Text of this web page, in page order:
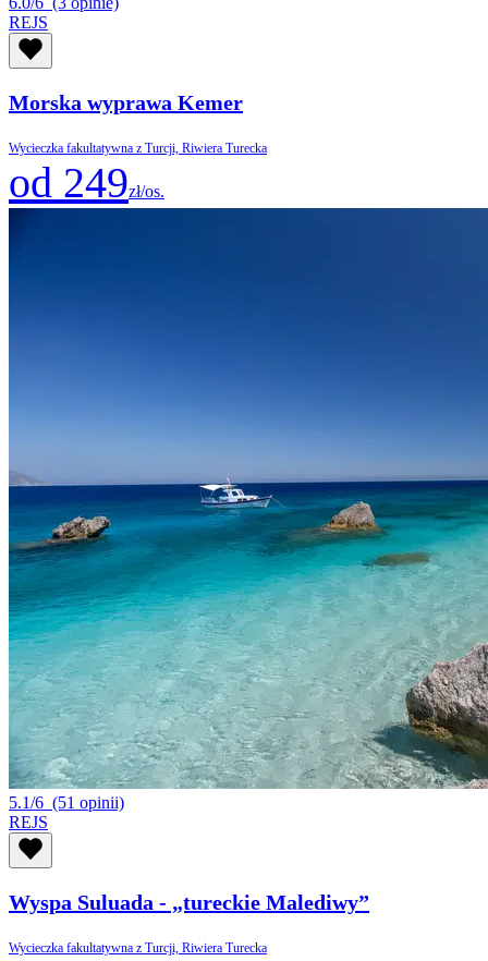
REJS
Morska wyprawa Kemer
Wycieczka fakultatywna z Turcji, Riwiera Turecka
od 249zł/os.
5.1/6 (51 opinii)
REJS
Wyspa Suluada - „tureckie Malediwy”
Wycieczka fakultatywna z Turcji, Riwiera Turecka